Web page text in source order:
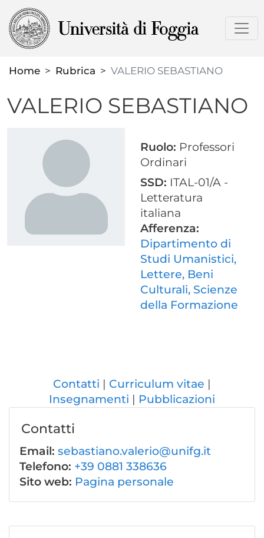
al
contenuto
Home
Rubrica VALERIO SEBASTIANO
VALERIO SEBASTIANO
Ruolo: Professori
Ordinari
SSD: ITAL-01/A -
Letteratura
italiana
Afferenza:
Dipartimento di
Studi Umanistici,
Lettere, Beni
Culturali, Scienze
della Formazione
Contatti
Curriculum vitae
Insegnamenti
Pubblicazioni
Contatti
Email: sebastiano.valerio@unifg.it
Telefono: +39 0881 338636
Sito web: Pagina personale